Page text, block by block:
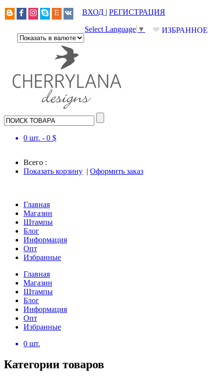
ВХОД | РЕГИСТРАЦИЯ
❤ ИЗБРАННОЕ
Select Language ▼
0 шт. - 0 $
Всего :
Показать корзину | Оформить заказ
Главная
Магазин
Штампы
Блог
Информация
Опт
Избранные
Главная
Магазин
Штампы
Блог
Информация
Опт
Избранные
0 шт.
Категории товаров